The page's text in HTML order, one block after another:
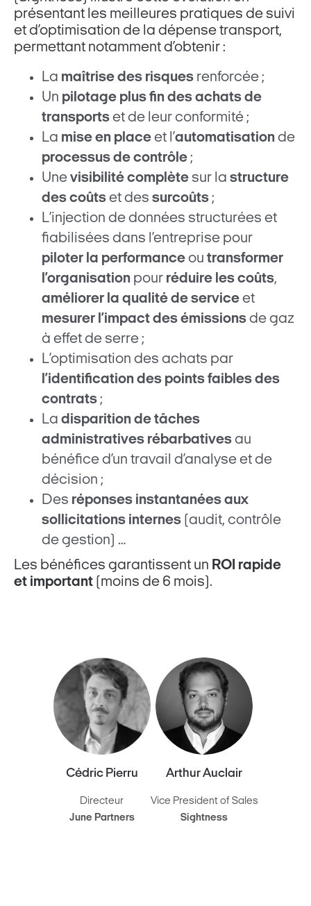
présentant les meilleures pratiques de suivi
et d’optimisation de la dépense transport,
permettant notamment d’obtenir :
La maîtrise des risques renforcée ;
Un pilotage plus fin des achats de
transportset de leur conformité ;
La mise en placeet l’automatisationde
processus de contrôle;
Unevisibilité complète sur lastructure
des coûtset dessurcoûts;
L’injection de données structurées et
fiabilisées dans l’entreprise pour
piloter la performanceoutransformer
l’organisation pour réduire les coûts,
améliorer la qualité de serviceet
mesurer l’impact des émissionsde gaz
à effet de serre ;
L’optimisation des achats par
l’identification des points faibles des
contrats;
Ladisparition de tâches
administratives rébarbativesau
bénéfice d’un travail d’analyse et de
décision ;
Des réponses instantanées aux
sollicitations internes (audit, contrôle
de gestion) …
Les bénéfices garantissent un ROI rapide
et important (moins de 6 mois).
Cédric Pierru
Directeur
June Partners
Arthur Auclair
Vice President of Sales
Sightness